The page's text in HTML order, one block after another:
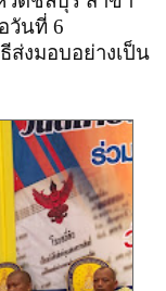
วันที่ 6
ส่งมอบอย่างเป็น